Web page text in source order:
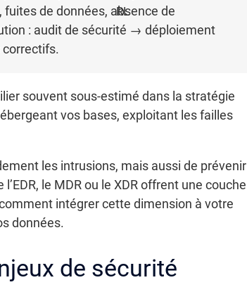
de données, absence de
: audit de sécurité → déploiement
correctifs.
souvent sous-estimé dans la stratégie
vos bases, exploitant les failles
les intrusions, mais aussi de prévenir
le MDR ou le XDR offrent une couche
intégrer cette dimension à votre
données.
de sécurité